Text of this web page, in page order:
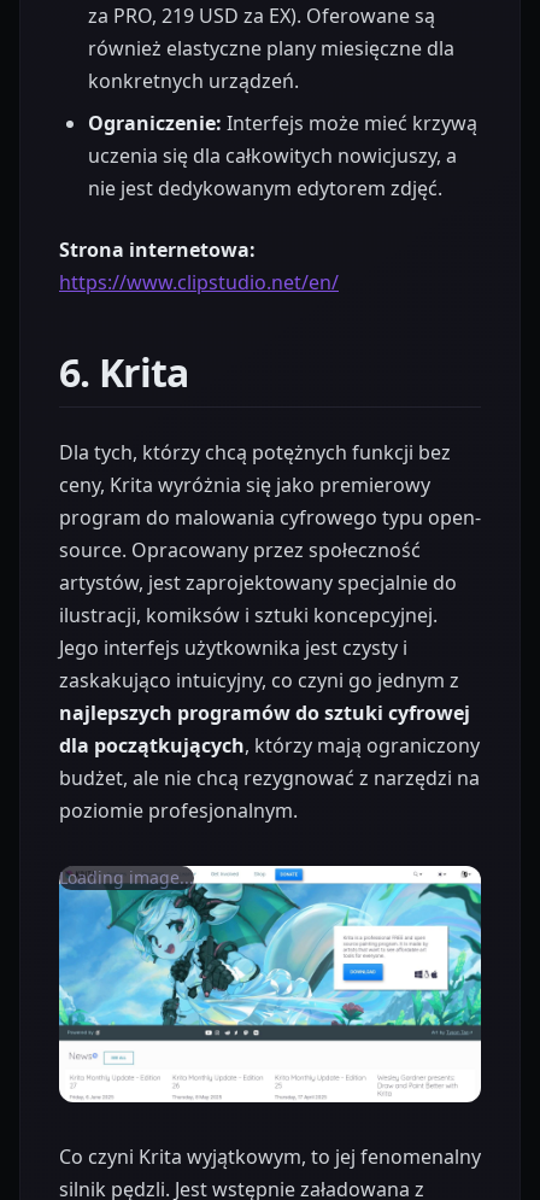
za PRO, 219 USD za EX). Oferowane są
również elastyczne plany miesięczne dla
konkretnych urządzeń.
Ograniczenie: Interfejs może mieć krzywą
uczenia się dla całkowitych nowicjuszy, a
nie jest dedykowanym edytorem zdjęć.
Strona internetowa:
https://www.clipstudio.net/en/
6. Krita
Dla tych, którzy chcą potężnych funkcji bez
ceny, Krita wyróżnia się jako premierowy
program do malowania cyfrowego typu open-
source. Opracowany przez społeczność
artystów, jest zaprojektowany specjalnie do
ilustracji, komiksów i sztuki koncepcyjnej.
Jego interfejs użytkownika jest czysty i
zaskakująco intuicyjny, co czyni go jednym z
najlepszych programów do sztuki cyfrowej
dla początkujących, którzy mają ograniczony
budżet, ale nie chcą rezygnować z narzędzi na
poziomie profesjonalnym.
Loading image...
Co czyni Krita wyjątkowym, to jej fenomenalny
silnik pędzli. Jest wstępnie załadowana z